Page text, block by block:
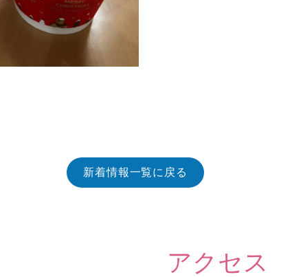
新着情報一覧に戻る
アクセス